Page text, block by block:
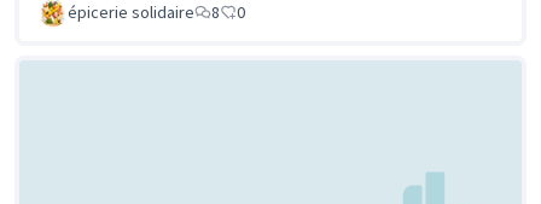
épicerie solidaire 8 0